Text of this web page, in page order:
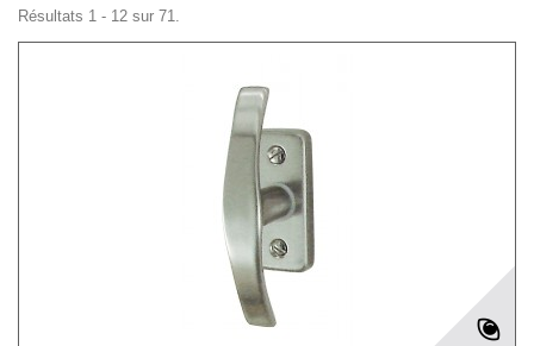
Résultats 1 - 12 sur 71.